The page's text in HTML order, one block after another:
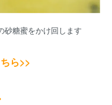
砂糖蜜をかけ回します
ら>>